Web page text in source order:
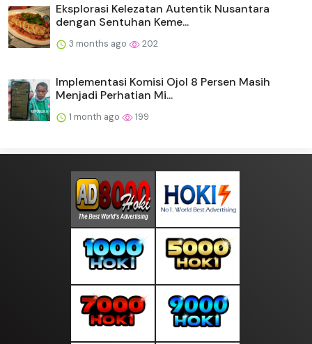
Eksplorasi Kelezatan Autentik Nusantara
dengan Sentuhan Keme...
3 months ago 202
Implementasi Komisi Ojol 8 Persen Masih
Menjadi Perhatian Mi...
1 month ago 199